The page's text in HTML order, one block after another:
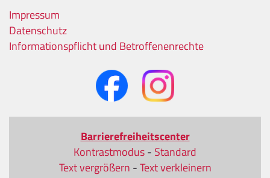
Impressum
Datenschutz
Informationspflicht und Betroffenenrechte
Barrierefreiheitscenter
Kontrastmodus- Standard
Text vergrößern -Text verkleinern